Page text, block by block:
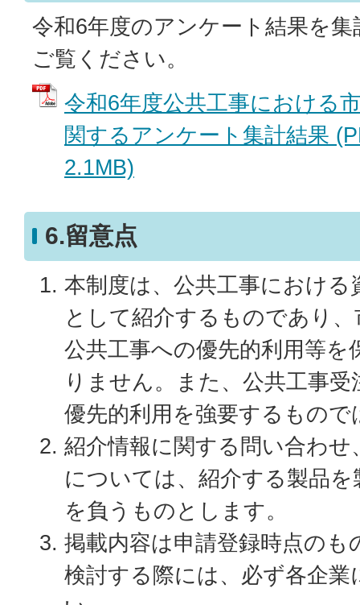
令和6年度のアンケート結果を
ご覧ください。
令和6年度公共工事における
関するアンケート集計結果
2.1MB)
6.留意点
本制度は、公共工事における
として紹介するものであり
公共工事への優先的利用等
りません。また、公共工事
優先的利用を強要するもの
紹介情報に関する問い合わ
については、紹介する製品
を負うものとします。
掲載内容は申請登録時点のも
検討する際には、必ず各企